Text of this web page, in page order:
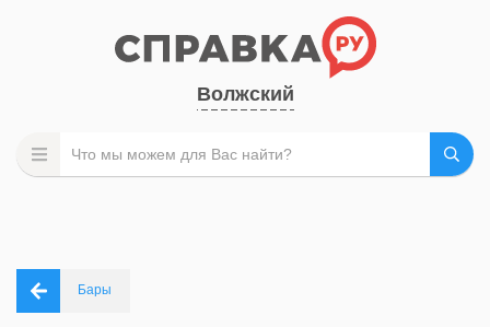
Волжский
Бары